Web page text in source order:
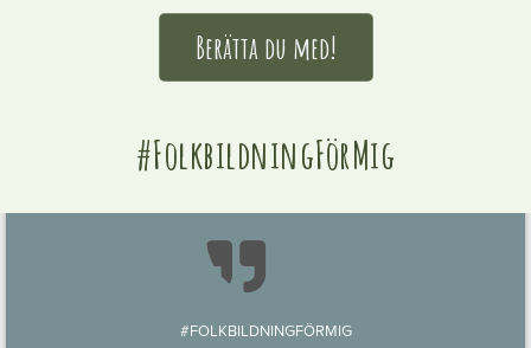
Berätta du med!
#FolkbildningFörMig

#FOLKBILDNINGFÖRMIG